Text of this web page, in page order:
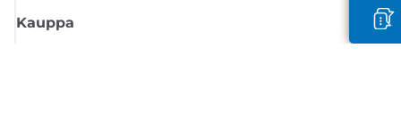
Kauppa